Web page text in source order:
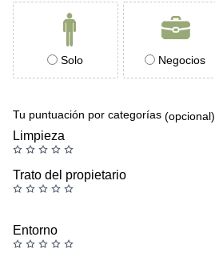
Solo Negocios
Tu puntuación por categorías (opcional)
Limpieza
Trato del propietario
Entorno